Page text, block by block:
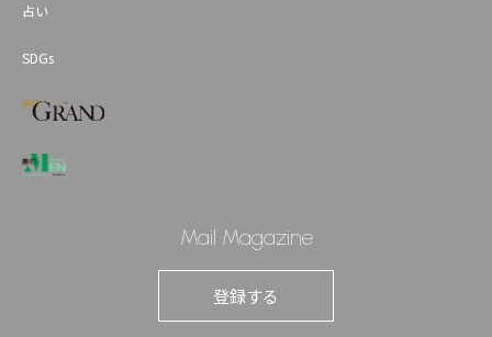
占い
SDGs
Mail Magazine
登録する